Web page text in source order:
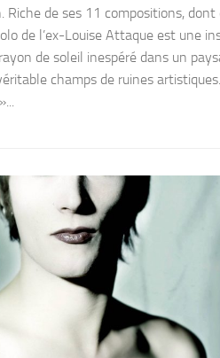
Riche de ses 11 compositions, dont
de l’ex-Louise Attaque est une
de soleil inespéré dans un
champs de ruines